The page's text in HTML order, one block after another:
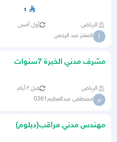
1
الرياض أول أمس
ا المعتز عبد الرحمن
مشرف مدني الخبرة 7سنوات
الرياض قبل ٣ أيام
م مصطفى عبدالعظيم0361
مهندس مدني مراقب(دبلوم)